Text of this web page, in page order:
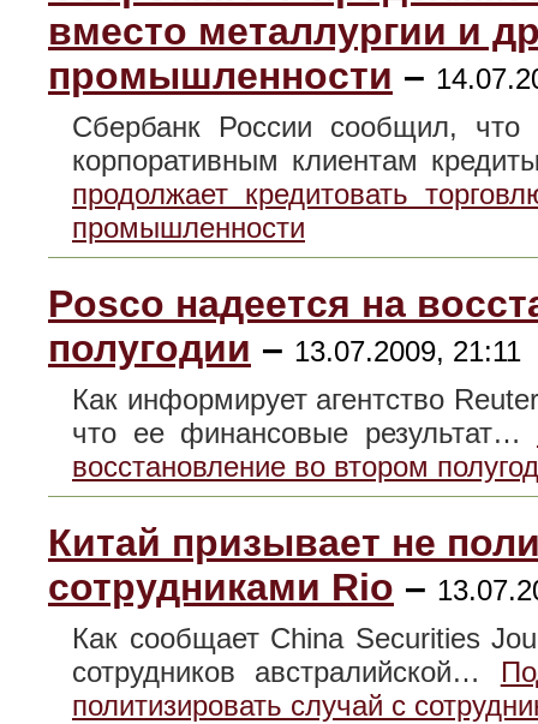
вместо металлургии и
промышленности –
Сбербанк России сообщил,
корпоративным клиентам
продолжает кредитовать
промышленности
Posco надеется на
полугодии – 13.07.2009, 21:11
Как информирует агентство
что ее финансовые результат…
восстановление во втором
Китай призывает не
сотрудниками Rio –
Как сообщает China Securities
сотрудников австралийской…
политизировать случай с